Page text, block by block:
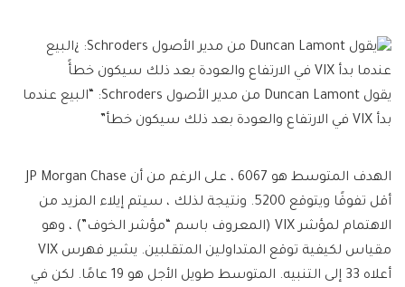
يقول Duncan Lamont من مدير الأصول Schroders: “البيع عندما
بدأ VIX في الارتفاع والعودة بعد ذلك سيكون خطأ”
الهدف المتوسط ​​هو 6067 ، على الرغم من أن JP Morgan Chase
أقل تفوقًا ويتوقع 5200. ونتيجة لذلك ، سيتم إيلاء المزيد من
الاهتمام لمؤشر VIX (المعروف باسم “مؤشر الخوف”) ، وهو
مقياس لكيفية توقع المتداولين المتقلبين. يشير فهرس VIX
أعلاه 33 إلى التنبيه. المتوسط ​​طويل الأجل هو 19 عامًا. لكن في